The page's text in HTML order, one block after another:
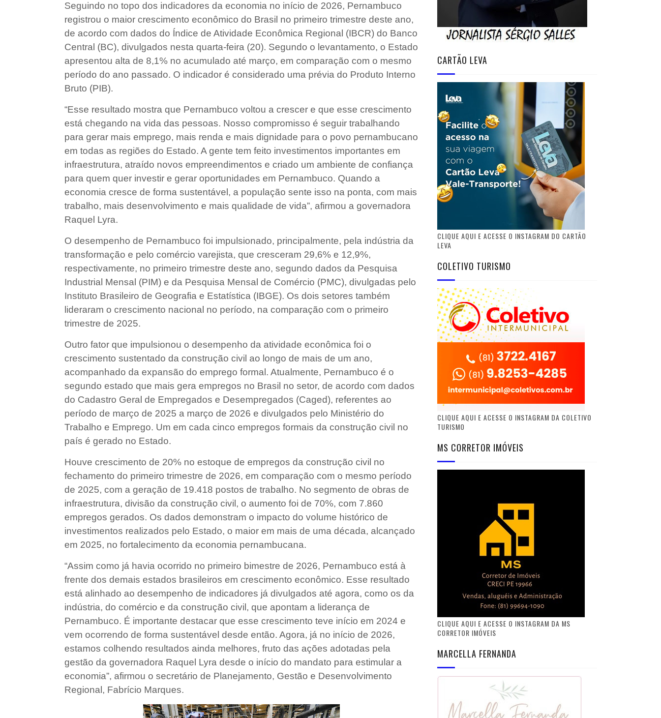
Seguindo no topo dos indicadores da economia no início de 2026, Pernambuco
registrou o maior crescimento econômico do Brasil no primeiro trimestre deste ano,
de acordo com dados do Índice de Atividade Econômica Regional (IBCR) do Banco
Central (BC), divulgados nesta quarta-feira (20). Segundo o levantamento, o Estado
apresentou alta de 8,1% no acumulado até março, em comparação com o mesmo
período do ano passado. O indicador é considerado uma prévia do Produto Interno
Bruto (PIB).
“Esse resultado mostra que Pernambuco voltou a crescer e que esse crescimento
está chegando na vida das pessoas. Nosso compromisso é seguir trabalhando
para gerar mais emprego, mais renda e mais dignidade para o povo pernambucano
em todas as regiões do Estado. A gente tem feito investimentos importantes em
infraestrutura, atraído novos empreendimentos e criado um ambiente de confiança
para quem quer investir e gerar oportunidades em Pernambuco. Quando a
economia cresce de forma sustentável, a população sente isso na ponta, com mais
trabalho, mais desenvolvimento e mais qualidade de vida”, afirmou a governadora
Raquel Lyra.
O desempenho de Pernambuco foi impulsionado, principalmente, pela indústria da
transformação e pelo comércio varejista, que cresceram 29,6% e 12,9%,
respectivamente, no primeiro trimestre deste ano, segundo dados da Pesquisa
Industrial Mensal (PIM) e da Pesquisa Mensal de Comércio (PMC), divulgadas pelo
Instituto Brasileiro de Geografia e Estatística (IBGE). Os dois setores também
lideraram o crescimento nacional no período, na comparação com o primeiro
trimestre de 2025.
Outro fator que impulsionou o desempenho da atividade econômica foi o
crescimento sustentado da construção civil ao longo de mais de um ano,
acompanhado da expansão do emprego formal. Atualmente, Pernambuco é o
segundo estado que mais gera empregos no Brasil no setor, de acordo com dados
do Cadastro Geral de Empregados e Desempregados (Caged), referentes ao
período de março de 2025 a março de 2026 e divulgados pelo Ministério do
Trabalho e Emprego. Um em cada cinco empregos formais da construção civil no
país é gerado no Estado.
Houve crescimento de 20% no estoque de empregos da construção civil no
fechamento do primeiro trimestre de 2026, em comparação com o mesmo período
de 2025, com a geração de 19.418 postos de trabalho. No segmento de obras de
infraestrutura, divisão da construção civil, o aumento foi de 70%, com 7.860
empregos gerados. Os dados demonstram o impacto do volume histórico de
investimentos realizados pelo Estado, o maior em mais de uma década, alcançado
em 2025, no fortalecimento da economia pernambucana.
“Assim como já havia ocorrido no primeiro bimestre de 2026, Pernambuco está à
frente dos demais estados brasileiros em crescimento econômico. Esse resultado
está alinhado ao desempenho de indicadores já divulgados até agora, como os da
indústria, do comércio e da construção civil, que apontam a liderança de
Pernambuco. É importante destacar que esse crescimento teve início em 2024 e
vem ocorrendo de forma sustentável desde então. Agora, já no início de 2026,
estamos colhendo resultados ainda melhores, fruto das ações adotadas pela
gestão da governadora Raquel Lyra desde o início do mandato para estimular a
economia”, afirmou o secretário de Planejamento, Gestão e Desenvolvimento
Regional, Fabrício Marques.
CARTÃO LEVA
CLIQUE AQUI E ACESSE O INSTAGRAM DO CARTÃO
LEVA
COLETIVO TURISMO
CLIQUE AQUI E ACESSE O INSTAGRAM DA COLETIVO
TURISMO
MS CORRETOR IMÓVEIS
CLIQUE AQUI E ACESSE O INSTAGRAM DA MS
CORRETOR IMÓVEIS
MARCELLA FERNANDA